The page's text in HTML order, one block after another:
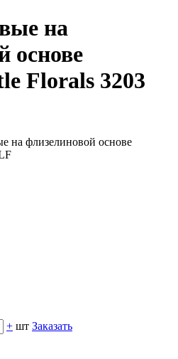
на
основе
Florals 3203
+ шт Заказать